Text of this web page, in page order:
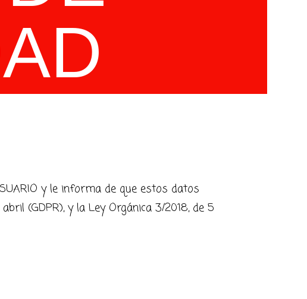
y le informa de que estos datos
(GDPR), y la Ley Orgánica 3/2018, de 5